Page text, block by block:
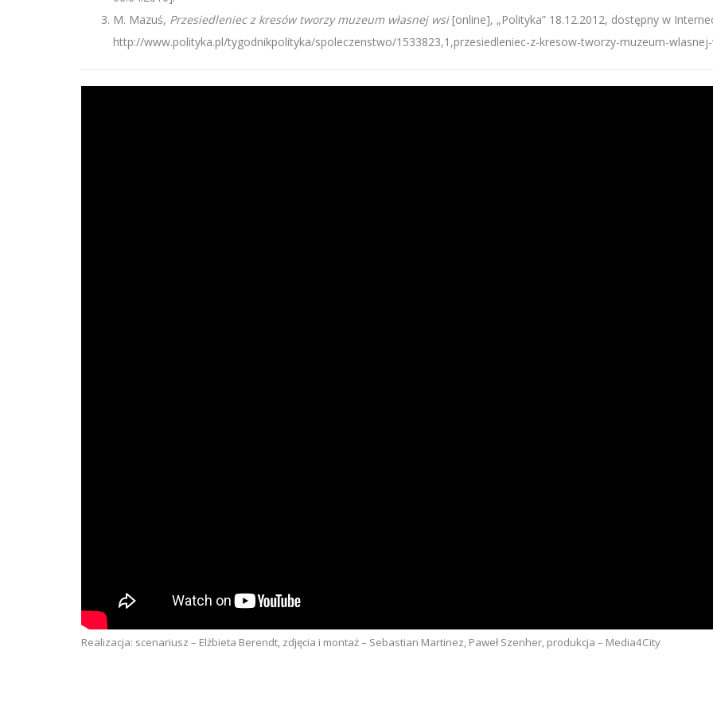
M. Mazuś, Przesiedleniec z kresów tworzy muzeum własnej wsi[online], „Polityka” 18.12.2012, dostępny w
http://www.polityka.pl/tygodnikpolityka/spoleczenstwo/1533823,1,przesiedleniec-z-kresow-tworzy-muzeum-
Realizacja: scenariusz – Elżbieta Berendt, zdjęcia i montaż – Sebastian Martinez, Paweł Szenher, produkcja – Media4City